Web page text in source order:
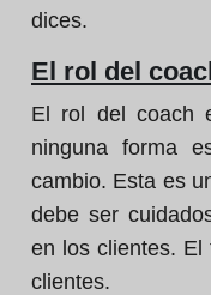
dices.
El rol del
El rol del coach
ninguna forma
cambio. Esta es
debe ser
en los clientes.
clientes.